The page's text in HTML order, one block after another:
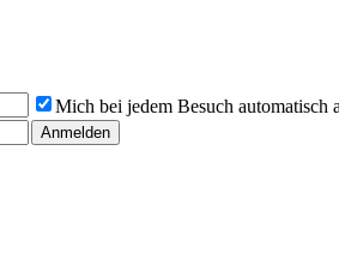
Mich bei jedem Besuch automatisch